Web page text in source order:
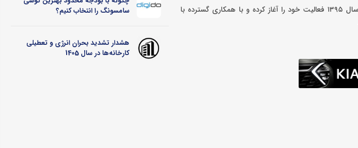
ازکی (Azki) یکی از پلتفرم‌های پیشرو در حوزه مقایسه و خرید آنلاین بیمه در ایران است که از سال ۱۳۹۵ فعالیت خود را آغاز کرده و با همکاری گسترده با
سامسونگ را انتخاب کنیم؟
هشدار تشدید بحران انرژی و تعطیلی
کارخانه‌ها در سال 1405